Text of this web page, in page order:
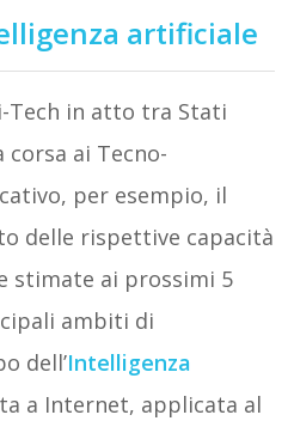
artificiale
Tech in atto tra Stati
corsa ai Tecno-
per esempio, il
delle rispettive capacità
stimate ai prossimi 5
ambiti di
dell’Intelligenza
a Internet, applicata al